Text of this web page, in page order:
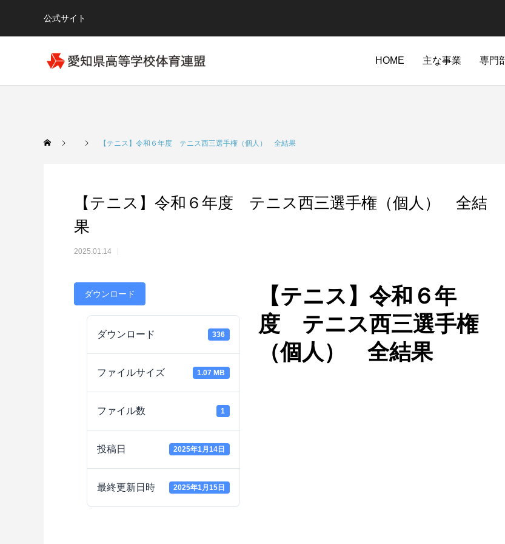
公式サイト
HOME 主な事業 専門
【テニス】令和６年度 テニス西三選手権（個人） 全結果
【テニス】令和６年度 テニス西三選手権（個人） 全結
果
2025.01.14
ダウンロード
ダウンロード 336
ファイルサイズ 1.07 MB
ファイル数 1
投稿日 2025年1月14日
最終更新日時 2025年1月15日
【テニス】令和６年
度 テニス西三選手権
（個人） 全結果